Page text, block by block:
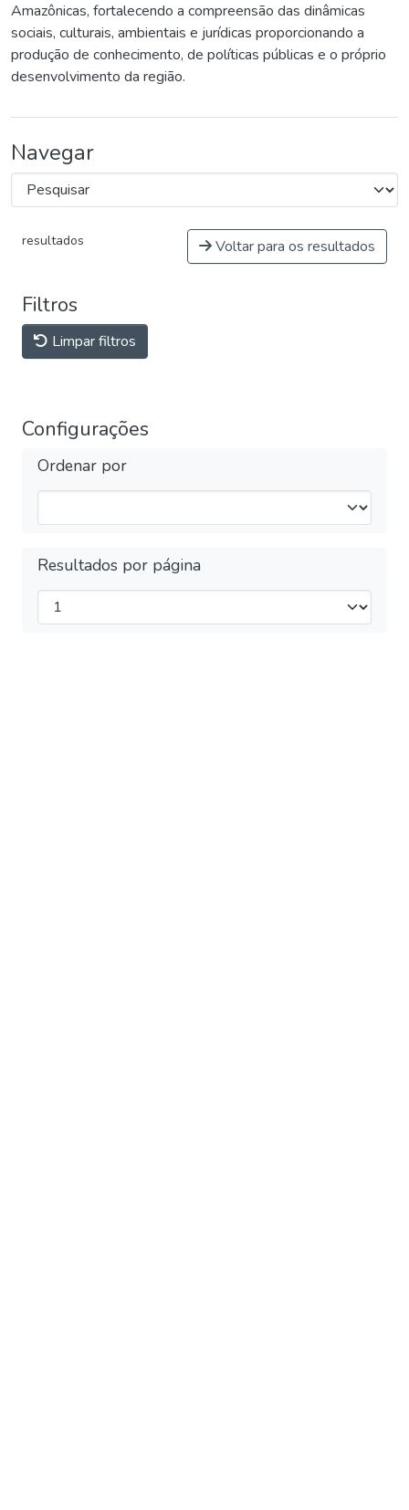
Amazônicas, fortalecendo a compreensão das dinâmicas
sociais, culturais, ambientais e jurídicas proporcionando a
produção de conhecimento, de políticas públicas e o próprio
desenvolvimento da região.
Navegar
resultados Voltar para os resultados
Filtros
Limpar filtros
Configurações
Ordenar por
Resultados por página